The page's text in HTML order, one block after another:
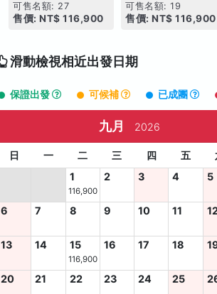
可售名額: 27
售價: NT$ 116,900
可售名額: 19
售價: NT$ 116,900
滑動檢視相近出發日期
保證出發 可候補 已成團
九月 2026
日 一 二 三 四 五
1
116,900
2 3 4 5
6 7 8 9 10 11
13 14 15
116,900
16 17 18
20 21 22 23 24 25